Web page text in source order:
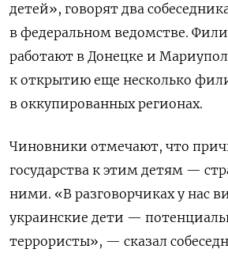
детей», говорят два
в федеральном ведомстве.
работают в Донецке и
к открытию еще несколько
в оккупированных регионах.
Чиновники отмечают, что
государства к этим детям —
ними. «В разговорчиках у нас
украинские дети —
террористы», — сказал